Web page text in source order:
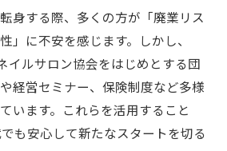
身する際、多くの方が「廃業リス
」に不安を感じます。しかし、
イルサロン協会をはじめとする団
経営セミナー、保険制度など多様
います。これらを活用すること
も安心して新たなスタートを切る